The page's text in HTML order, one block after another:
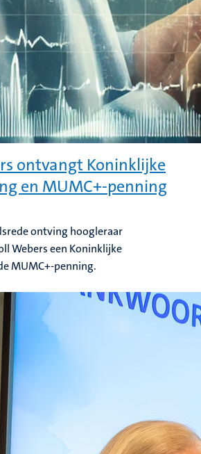
ontvangt Koninklijke
en MUMC+-penning
ontving hoogleraar
Webers een Koninklijke
MUMC+-penning.